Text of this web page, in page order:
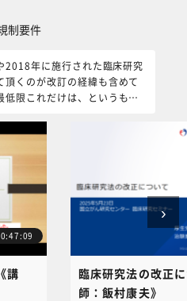
制要件
2018年に施行された臨床研究
くのが改訂の経緯も含めて
限これだけは、というもの
0:47:09
臨床研究法の改正
師：飯村康夫》
›